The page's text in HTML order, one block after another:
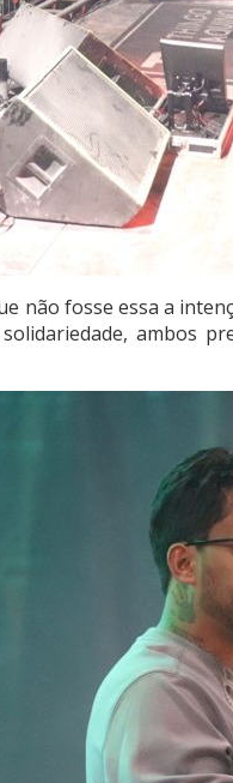
não fosse essa a
ambos